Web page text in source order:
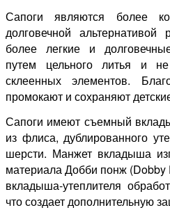
Сапоги являются более
долговечной
более легкие и
путем цельного литья и
склеенных элементов.
промокают и сохраняют
Сапоги имеют съемный
из флиса, дублированного
шерсти. Манжет вкладыша
материала Добби понж
вкладыша-утеплителя
что создает дополнительную